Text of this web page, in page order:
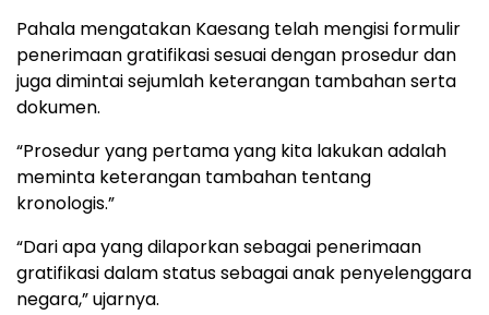
Pahala mengatakan Kaesang telah mengisi formulir
penerimaan gratifikasi sesuai dengan prosedur dan
juga dimintai sejumlah keterangan tambahan serta
dokumen.
“Prosedur yang pertama yang kita lakukan adalah
meminta keterangan tambahan tentang
kronologis.”
“Dari apa yang dilaporkan sebagai penerimaan
gratifikasi dalam status sebagai anak penyelenggara
negara,” ujarnya.